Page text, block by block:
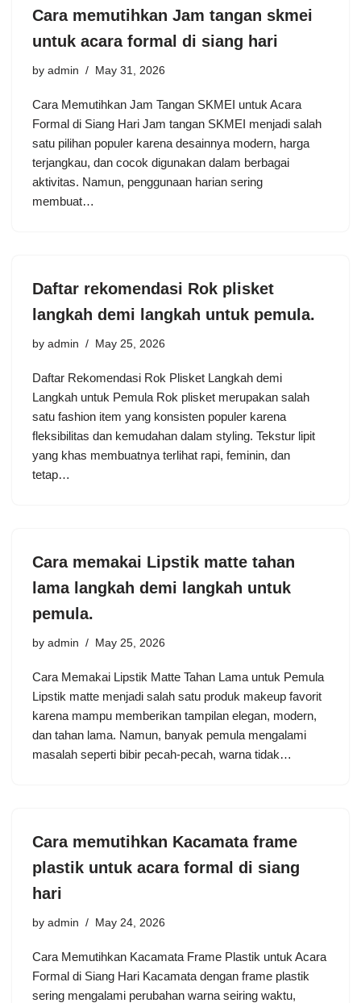
Cara memutihkan Jam tangan skmei
untuk acara formal di siang hari
by admin May 31, 2026
Cara Memutihkan Jam Tangan SKMEI untuk Acara
Formal di Siang Hari Jam tangan SKMEI menjadi salah
satu pilihan populer karena desainnya modern, harga
terjangkau, dan cocok digunakan dalam berbagai
aktivitas. Namun, penggunaan harian sering
membuat…
Daftar rekomendasi Rok plisket
langkah demi langkah untuk pemula.
by admin May 25, 2026
Daftar Rekomendasi Rok Plisket Langkah demi
Langkah untuk Pemula Rok plisket merupakan salah
satu fashion item yang konsisten populer karena
fleksibilitas dan kemudahan dalam styling. Tekstur lipit
yang khas membuatnya terlihat rapi, feminin, dan
tetap…
Cara memakai Lipstik matte tahan
lama langkah demi langkah untuk
pemula.
by admin May 25, 2026
Cara Memakai Lipstik Matte Tahan Lama untuk Pemula
Lipstik matte menjadi salah satu produk makeup favorit
karena mampu memberikan tampilan elegan, modern,
dan tahan lama. Namun, banyak pemula mengalami
masalah seperti bibir pecah-pecah, warna tidak…
Cara memutihkan Kacamata frame
plastik untuk acara formal di siang
hari
by admin May 24, 2026
Cara Memutihkan Kacamata Frame Plastik untuk Acara
Formal di Siang Hari Kacamata dengan frame plastik
sering mengalami perubahan warna seiring waktu,